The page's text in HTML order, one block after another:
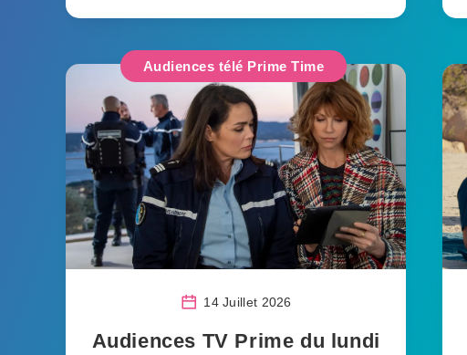
Audiences télé Prime Time
14 Juillet 2026
Audiences TV Prime du lundi